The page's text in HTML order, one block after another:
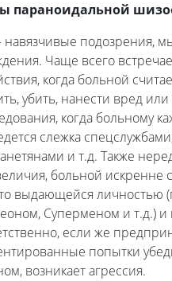
параноидальной
навязчивые подозрения,
Чаще всего
когда больной
убить, нанести вред
когда больному
слежка
и т.д. Также
больной искренне
выдающейся личностью
Суперменом и т.д.) и
если же
попытки
возникает агрессия.